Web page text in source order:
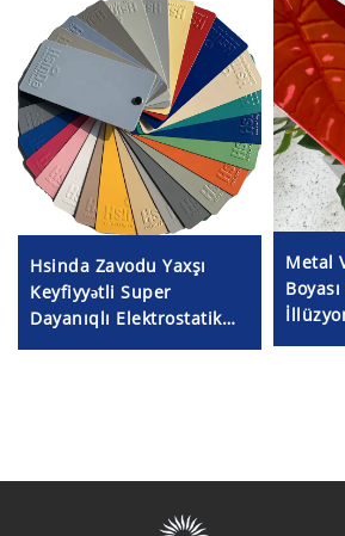
Hsinda Zavodu Yaxşı
Keyfiyyətli Super
Dayanıqlı Elektrostatik
Müxtəlif Rəngli Toz
Metal